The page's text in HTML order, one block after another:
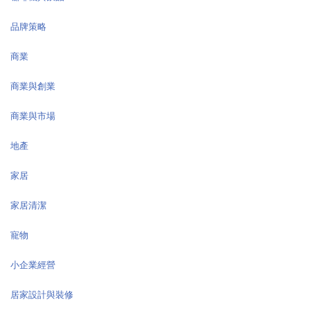
品牌策略
商業
商業與創業
商業與市場
地產
家居
家居清潔
寵物
小企業經營
居家設計與裝修